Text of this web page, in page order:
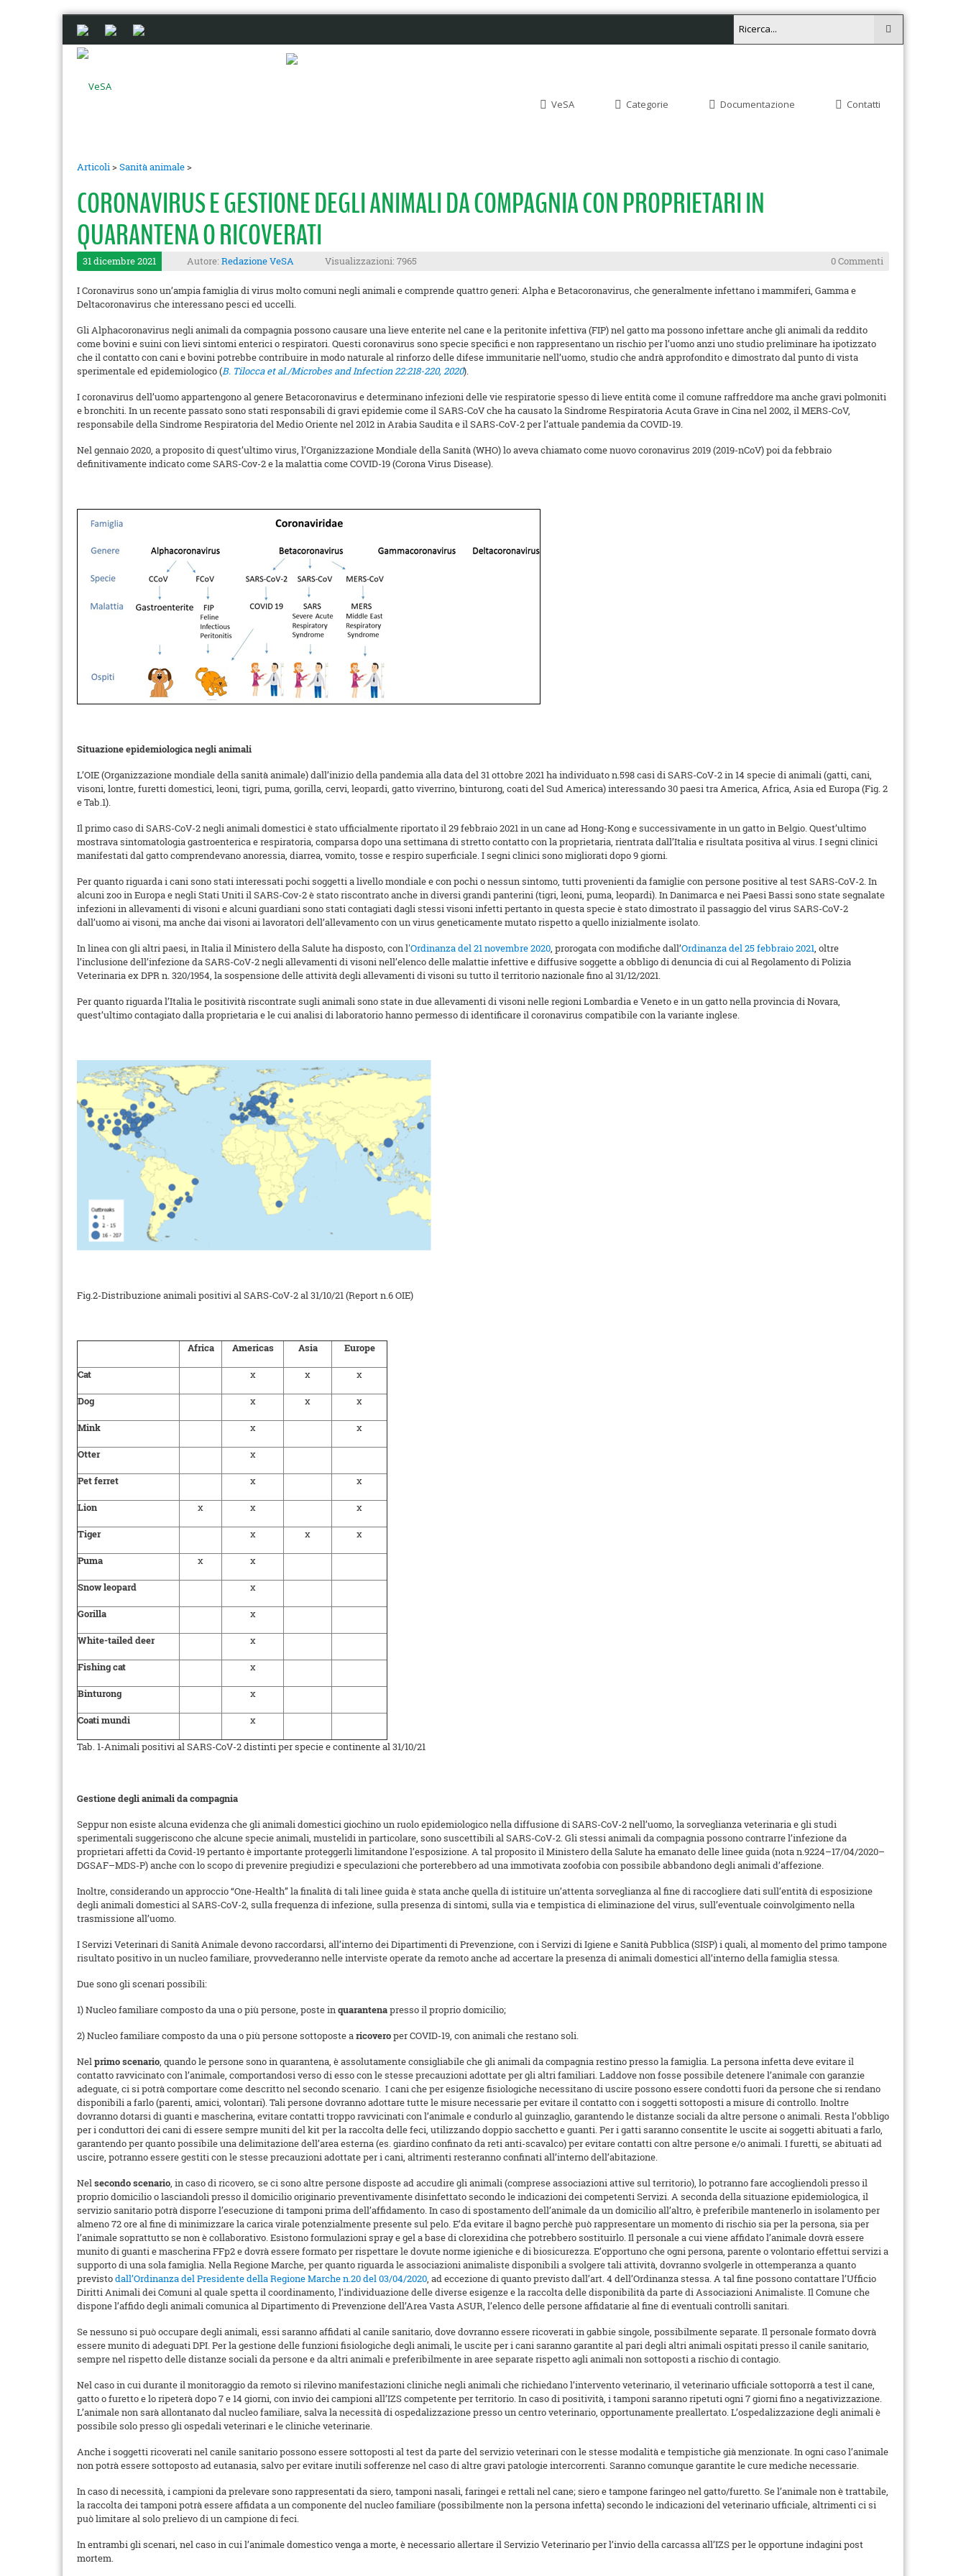
VeSA Categorie Documentazione Contatti
Articoli>Sanità animale>
CORONAVIRUS E GESTIONE DEGLI ANIMALI DA COMPAGNIA CON PROPRIETARI IN
QUARANTENA O RICOVERATI
31 dicembre 2021 Autore: Redazione VeSA Visualizzazioni: 7965 0 Commenti
I Coronavirus sono un’ampia famiglia di virus molto comuni negli animali e comprende quattro generi: Alpha e Betacoronavirus, che generalmente infettano i mammiferi, Gamma e
Deltacoronavirus che interessano pesci ed uccelli.
Gli Alphacoronavirus negli animali da compagnia possono causare una lieve enterite nel cane e la peritonite infettiva (FIP) nel gatto ma possono infettare anche gli animali da reddito
come bovini e suini con lievi sintomi enterici o respiratori. Questi coronavirus sono specie specifici e non rappresentano un rischio per l’uomo anzi uno studio preliminare ha ipotizzato
che il contatto con cani e bovini potrebbe contribuire in modo naturale al rinforzo delle difese immunitarie nell’uomo, studio che andrà approfondito e dimostrato dal punto di vista
sperimentale ed epidemiologico (B. Tilocca et al./Microbes and Infection 22:218-220, 2020).
I coronavirus dell’uomo appartengono al genere Betacoronavirus e determinano infezioni delle vie respiratorie spesso di lieve entità come il comune raffreddore ma anche gravi polmoniti
e bronchiti. In un recente passato sono stati responsabili di gravi epidemie come il SARS-CoV che ha causato la Sindrome Respiratoria Acuta Grave in Cina nel 2002, il MERS-CoV,
responsabile della Sindrome Respiratoria del Medio Oriente nel 2012 in Arabia Saudita e il SARS-CoV-2 per l’attuale pandemia da COVID-19.
Nel gennaio 2020, a proposito di quest’ultimo virus, l’Organizzazione Mondiale della Sanità (WHO) lo aveva chiamato come nuovo coronavirus 2019 (2019-nCoV) poi da febbraio
definitivamente indicato come SARS-Cov-2 e la malattia come COVID-19 (Corona Virus Disease).
Situazione epidemiologica negli animali
L’OIE (Organizzazione mondiale della sanità animale) dall’inizio della pandemia alla data del 31 ottobre 2021 ha individuato n.598 casi di SARS-CoV-2 in 14 specie di animali (gatti, cani,
visoni, lontre, furetti domestici, leoni, tigri, puma, gorilla, cervi, leopardi, gatto viverrino, binturong, coati del Sud America) interessando 30 paesi tra America, Africa, Asia ed Europa (Fig. 2
e Tab.1).
Il primo caso di SARS-CoV-2 negli animali domestici è stato ufficialmente riportato il 29 febbraio 2021 in un cane ad Hong-Kong e successivamente in un gatto in Belgio. Quest’ultimo
mostrava sintomatologia gastroenterica e respiratoria, comparsa dopo una settimana di stretto contatto con la proprietaria, rientrata dall’Italia e risultata positiva al virus. I segni clinici
manifestati dal gatto comprendevano anoressia, diarrea, vomito, tosse e respiro superficiale. I segni clinici sono migliorati dopo 9 giorni.
Per quanto riguarda i cani sono stati interessati pochi soggetti a livello mondiale e con pochi o nessun sintomo, tutti provenienti da famiglie con persone positive al test SARS-CoV-2. In
alcuni zoo in Europa e negli Stati Uniti il SARS-Cov-2 è stato riscontrato anche in diversi grandi panterini (tigri, leoni, puma, leopardi). In Danimarca e nei Paesi Bassi sono state segnalate
infezioni in allevamenti di visoni e alcuni guardiani sono stati contagiati dagli stessi visoni infetti pertanto in questa specie è stato dimostrato il passaggio del virus SARS-CoV-2
dall’uomo ai visoni, ma anche dai visoni ai lavoratori dell’allevamento con un virus geneticamente mutato rispetto a quello inizialmente isolato.
In linea con gli altri paesi, in Italia il Ministero della Salute ha disposto, con l'Ordinanza del 21 novembre 2020, prorogata con modifiche dall’Ordinanza del 25 febbraio 2021, oltre
l’inclusione dell’infezione da SARS-CoV-2 negli allevamenti di visoni nell’elenco delle malattie infettive e diffusive soggette a obbligo di denuncia di cui al Regolamento di Polizia
Veterinaria ex DPR n. 320/1954, la sospensione delle attività degli allevamenti di visoni su tutto il territorio nazionale fino al 31/12/2021.
Per quanto riguarda l’Italia le positività riscontrate sugli animali sono state in due allevamenti di visoni nelle regioni Lombardia e Veneto e in un gatto nella provincia di Novara,
quest’ultimo contagiato dalla proprietaria e le cui analisi di laboratorio hanno permesso di identificare il coronavirus compatibile con la variante inglese.
Fig.2-Distribuzione animali positivi al SARS-CoV-2 al 31/10/21 (Report n.6 OIE)
Africa Americas Asia Europe
Cat x x x
Dog x x x
Mink x x
Otter x
Pet ferret x x
Lion x x x
Tiger x x x
Puma x x
Snow leopard x
Gorilla x
White-tailed deer x
Fishing cat x
Binturong x
Coati mundi x
Tab. 1-Animali positivi al SARS-CoV-2 distinti per specie e continente al 31/10/21
Gestione degli animali da compagnia
Seppur non esiste alcuna evidenza che gli animali domestici giochino un ruolo epidemiologico nella diffusione di SARS-CoV-2 nell’uomo, la sorveglianza veterinaria e gli studi
sperimentali suggeriscono che alcune specie animali, mustelidi in particolare, sono suscettibili al SARS-CoV-2. Gli stessi animali da compagnia possono contrarre l’infezione da
proprietari affetti da Covid-19 pertanto è importante proteggerli limitandone l’esposizione. A tal proposito il Ministero della Salute ha emanato delle linee guida (nota n.9224–17/04/2020–
DGSAF–MDS-P) anche con lo scopo di prevenire pregiudizi e speculazioni che porterebbero ad una immotivata zoofobia con possibile abbandono degli animali d’affezione.
Inoltre, considerando un approccio “One-Health” la finalità di tali linee guida è stata anche quella di istituire un’attenta sorveglianza al fine di raccogliere dati sull’entità di esposizione
degli animali domestici al SARS-CoV-2, sulla frequenza di infezione, sulla presenza di sintomi, sulla via e tempistica di eliminazione del virus, sull’eventuale coinvolgimento nella
trasmissione all’uomo.
I Servizi Veterinari di Sanità Animale devono raccordarsi, all’interno dei Dipartimenti di Prevenzione, con i Servizi di Igiene e Sanità Pubblica (SISP) i quali, al momento del primo tampone
risultato positivo in un nucleo familiare, provvederanno nelle interviste operate da remoto anche ad accertare la presenza di animali domestici all’interno della famiglia stessa.
Due sono gli scenari possibili:
1) Nucleo familiare composto da una o più persone, poste inquarantenapresso il proprio domicilio;
2) Nucleo familiare composto da una o più persone sottoposte aricoveroper COVID-19, con animali che restano soli.
Nelprimo scenario, quando le persone sono in quarantena, è assolutamente consigliabile che gli animali da compagnia restino presso la famiglia. La persona infetta deve evitare il
contatto ravvicinato con l’animale, comportandosi verso di esso con le stesse precauzioni adottate per gli altri familiari. Laddove non fosse possibile detenere l’animale con garanzie
adeguate, ci si potrà comportare come descritto nel secondo scenario. I cani che per esigenze fisiologiche necessitano di uscire possono essere condotti fuori da persone che si rendano
disponibili a farlo (parenti, amici, volontari). Tali persone dovranno adottare tutte le misure necessarie per evitare il contatto con i soggetti sottoposti a misure di controllo. Inoltre
dovranno dotarsi di guanti e mascherina, evitare contatti troppo ravvicinati con l’animale e condurlo al guinzaglio, garantendo le distanze sociali da altre persone o animali. Resta l’obbligo
per i conduttori dei cani di essere sempre muniti del kit per la raccolta delle feci, utilizzando doppio sacchetto e guanti. Per i gatti saranno consentite le uscite ai soggetti abituati a farlo,
garantendo per quanto possibile una delimitazione dell’area esterna (es. giardino confinato da reti anti-scavalco) per evitare contatti con altre persone e/o animali. I furetti, se abituati ad
uscire, potranno essere gestiti con le stesse precauzioni adottate per i cani, altrimenti resteranno confinati all’interno dell’abitazione.
Nelsecondo scenario, in caso di ricovero, se ci sono altre persone disposte ad accudire gli animali (comprese associazioni attive sul territorio), lo potranno fare accogliendoli presso il
proprio domicilio o lasciandoli presso il domicilio originario preventivamente disinfettato secondo le indicazioni dei competenti Servizi. A seconda della situazione epidemiologica, il
servizio sanitario potrà disporre l’esecuzione di tamponi prima dell’affidamento. In caso di spostamento dell’animale da un domicilio all’altro, è preferibile mantenerlo in isolamento per
almeno 72 ore al fine di minimizzare la carica virale potenzialmente presente sul pelo. E’da evitare il bagno perchè può rappresentare un momento di rischio sia per la persona, sia per
l’animale soprattutto se non è collaborativo. Esistono formulazioni spray e gel a base di clorexidina che potrebbero sostituirlo. Il personale a cui viene affidato l’animale dovrà essere
munito di guanti e mascherina FFp2 e dovrà essere formato per rispettare le dovute norme igieniche e di biosicurezza. E’opportuno che ogni persona, parente o volontario effettui servizi a
supporto di una sola famiglia. Nella Regione Marche, per quanto riguarda le associazioni animaliste disponibili a svolgere tali attività, dovranno svolgerle in ottemperanza a quanto
previstodall’Ordinanza del Presidente della Regione Marche n.20 del 03/04/2020, ad eccezione di quanto previsto dall’art. 4 dell’Ordinanza stessa. A tal fine possono contattare l’Ufficio
Diritti Animali dei Comuni al quale spetta il coordinamento, l’individuazione delle diverse esigenze e la raccolta delle disponibilità da parte di Associazioni Animaliste. Il Comune che
dispone l’affido degli animali comunica al Dipartimento di Prevenzione dell’Area Vasta ASUR, l’elenco delle persone affidatarie al fine di eventuali controlli sanitari.
Se nessuno si può occupare degli animali, essi saranno affidati al canile sanitario, dove dovranno essere ricoverati in gabbie singole, possibilmente separate. Il personale formato dovrà
essere munito di adeguati DPI. Per la gestione delle funzioni fisiologiche degli animali, le uscite per i cani saranno garantite al pari degli altri animali ospitati presso il canile sanitario,
sempre nel rispetto delle distanze sociali da persone e da altri animali e preferibilmente in aree separate rispetto agli animali non sottoposti a rischio di contagio.
Nel caso in cui durante il monitoraggio da remoto si rilevino manifestazioni cliniche negli animali che richiedano l’intervento veterinario, il veterinario ufficiale sottoporrà a test il cane,
gatto o furetto e lo ripeterà dopo 7 e 14 giorni, con invio dei campioni all’IZS competente per territorio. In caso di positività, i tamponi saranno ripetuti ogni 7 giorni fino a negativizzazione.
L’animale non sarà allontanato dal nucleo familiare, salva la necessità di ospedalizzazione presso un centro veterinario, opportunamente preallertato. L’ospedalizzazione degli animali è
possibile solo presso gli ospedali veterinari e le cliniche veterinarie.
Anche i soggetti ricoverati nel canile sanitario possono essere sottoposti al test da parte del servizio veterinari con le stesse modalità e tempistiche già menzionate. In ogni caso l’animale
non potrà essere sottoposto ad eutanasia, salvo per evitare inutili sofferenze nel caso di altre gravi patologie intercorrenti. Saranno comunque garantite le cure mediche necessarie.
In caso di necessità, i campioni da prelevare sono rappresentati da siero, tamponi nasali, faringei e rettali nel cane; siero e tampone faringeo nel gatto/furetto. Se l’animale non è trattabile,
la raccolta dei tamponi potrà essere affidata a un componente del nucleo familiare (possibilmente non la persona infetta) secondo le indicazioni del veterinario ufficiale, altrimenti ci si
può limitare al solo prelievo di un campione di feci.
In entrambi gli scenari, nel caso in cui l’animale domestico venga a morte, è necessario allertare il Servizio Veterinario per l’invio della carcassa all’IZS per le opportune indagini post
mortem.